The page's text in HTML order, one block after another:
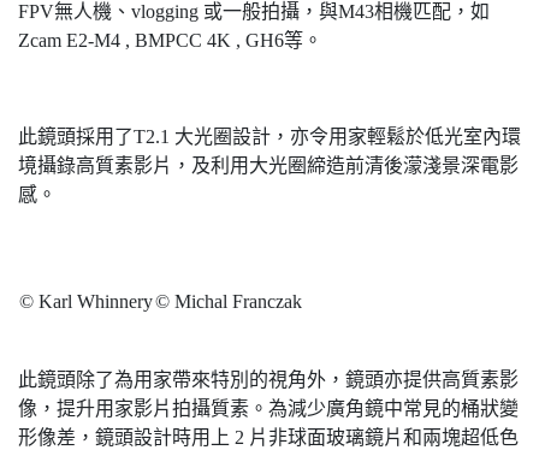
FPV無人機、vlogging 或一般拍攝，與M43相機匹配，如
Zcam E2-M4 , BMPCC 4K , GH6等。
此鏡頭採用了T2.1 大光圈設計，亦令用家輕鬆於低光室內環
境攝錄高質素影片，及利用大光圈締造前清後濛淺景深電影
感。
© Karl Whinnery© Michal Franczak
此鏡頭除了為用家帶來特別的視角外，鏡頭亦提供高質素影
像，提升用家影片拍攝質素。為減少廣角鏡中常見的桶狀變
形像差，鏡頭設計時用上 2 片非球面玻璃鏡片和兩塊超低色